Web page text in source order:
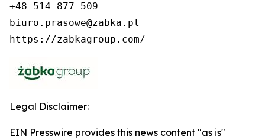
+48 514 877 509
biuro.prasowe@zabka.pl
https://zabkagroup.com/
Legal Disclaimer:
EIN Presswire provides this news content "as is"